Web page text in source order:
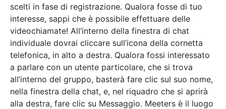
scelti in fase di registrazione. Qualora fosse di tuo
interesse, sappi che è possibile effettuare delle
videochiamate! All’interno della finestra di chat
individuale dovrai cliccare sull’icona della cornetta
telefonica, in alto a destra. Qualora fossi interessato
a parlare con un utente particolare, che si trova
all’interno del gruppo, basterà fare clic sul suo nome,
nella finestra della chat, e, nel riquadro che si aprirà
alla destra, fare clic su Messaggio. Meeters è il luogo